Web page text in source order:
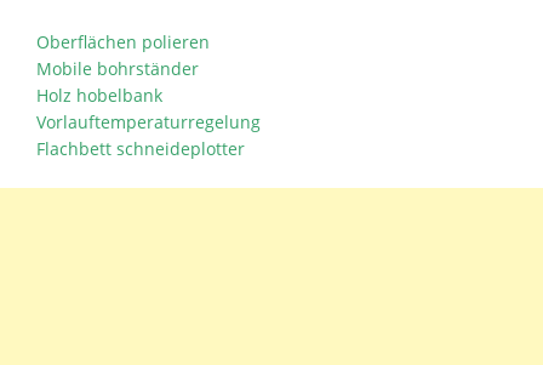
Oberflächen polieren
Mobile bohrständer
Holz hobelbank
Vorlauftemperaturregelung
Flachbett schneideplotter